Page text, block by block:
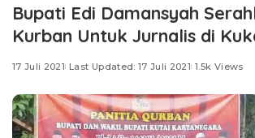
Bupati Edi Damansyah
Kurban Untuk Jurnalis di
17 Juli 2021 Last Updated: 17 Juli 2021 1.5k Views